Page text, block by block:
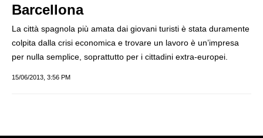
Barcellona
La città spagnola più amata dai giovani turisti è stata duramente
colpita dalla crisi economica e trovare un lavoro è un’impresa
per nulla semplice, soprattutto per i cittadini extra-europei.
15/06/2013, 3:56 PM